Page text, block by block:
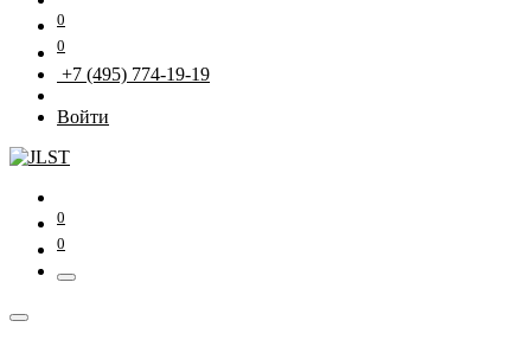
0
0
+7 (495) 774-19-19
Войти
0
0